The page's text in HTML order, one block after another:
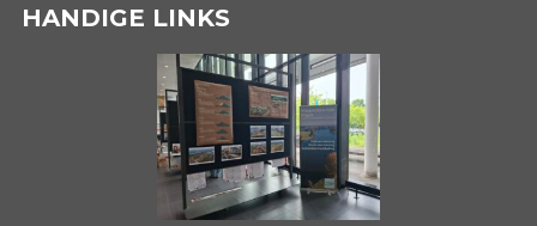
HANDIGE LINKS